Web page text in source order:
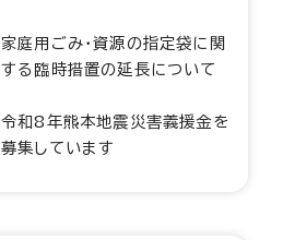
家庭用ごみ・資源の指定袋に関
する臨時措置の延長について
令和8年熊本地震災害義援金を
募集しています